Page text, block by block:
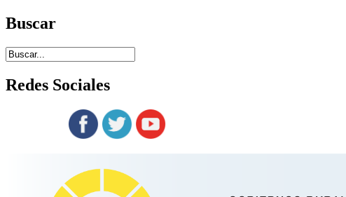
Buscar
Redes Sociales